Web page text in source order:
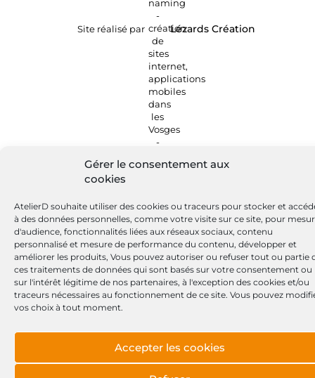
Gérer le consentement aux
cookies
AtelierD souhaite utiliser des cookies ou traceurs pour stocker et
à des données personnelles, comme votre visite sur ce site, pour
d'audience, fonctionnalités liées aux réseaux sociaux, contenu
personnalisé et mesure de performance du contenu, développer et
améliorer les produits, Vous pouvez autoriser ou refuser tout ou partie
ces traitements de données qui sont basés sur votre consentement ou
sur l'intérêt légitime de nos partenaires, à l'exception des cookies et/ou
traceurs nécessaires au fonctionnement de ce site. Vous pouvez
vos choix à tout moment.
Accepter les cookies
Site réalisé par Lézards Création